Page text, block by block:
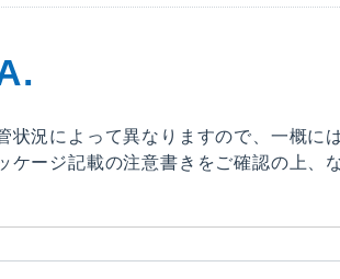
状況によって異なりますので、一概に
ケージ記載の注意書きをご確認の上、